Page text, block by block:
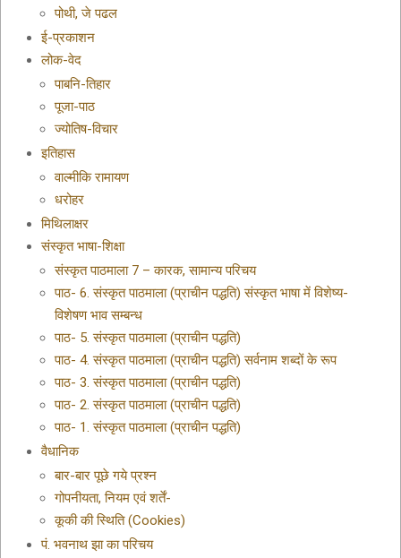
पोथी, जे पढल
ई-प्रकाशन
लोक-वेद
पाबनि-तिहार
पूजा-पाठ
ज्योतिष-विचार
इतिहास
वाल्मीकि रामायण
धरोहर
मिथिलाक्षर
संस्कृत भाषा-शिक्षा
संस्कृत पाठमाला 7 – कारक, सामान्य परिचय
पाठ- 6. संस्कृत पाठमाला (प्राचीन पद्धति) संस्कृत भाषा में विशेष्य-
विशेषण भाव सम्बन्ध
पाठ- 5. संस्कृत पाठमाला (प्राचीन पद्धति)
पाठ- 4. संस्कृत पाठमाला (प्राचीन पद्धति) सर्वनाम शब्दों के रूप
पाठ- 3. संस्कृत पाठमाला (प्राचीन पद्धति)
पाठ- 2. संस्कृत पाठमाला (प्राचीन पद्धति)
पाठ- 1. संस्कृत पाठमाला (प्राचीन पद्धति)
वैधानिक
बार-बार पूछे गये प्रश्न
गोपनीयता, नियम एवं शर्तें-
कूकी की स्थिति (Cookies)
पं. भवनाथ झा का परिचय